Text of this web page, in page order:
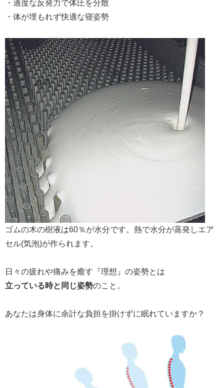
・適度な反発力で体圧を分散
・体が埋もれず快適な寝姿勢
ゴムの木の樹液は60％が水分です。熱で水分が蒸発しエア
セル(気泡)が作られます。
日々の疲れや痛みを癒す『理想』の姿勢とは
立っている時と同じ姿勢のこと。
あなたは身体に余計な負担を掛けずに眠れていますか？